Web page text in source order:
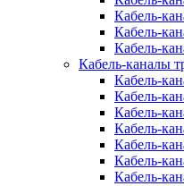
Кабель-
Кабель-
Кабель-
Кабель-каналы
Кабель-
Кабель-
Кабель-
Кабель-
Кабель-
Кабель-
Кабель-